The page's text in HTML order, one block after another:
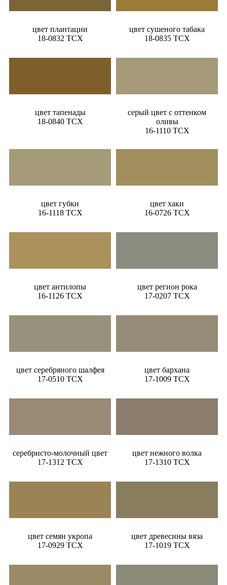
цвет плантации
18-0832 TCX
цвет сушеного табака
18-0835 TCX
цвет тапенады
18-0840 TCX
серый цвет с оттенком
оливы
16-1110 TCX
цвет губки
16-1118 TCX
цвет хаки
16-0726 TCX
цвет антилопы
16-1126 TCX
цвет регион рока
17-0207 TCX
цвет серебряного шалфея
17-0510 TCX
цвет бархана
17-1009 TCX
серебристо-молочный цвет
17-1312 TCX
цвет нежного волка
17-1310 TCX
цвет семян укропа
17-0929 TCX
цвет древесины вяза
17-1019 TCX